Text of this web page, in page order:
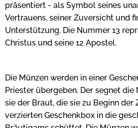
präsentiert - als Symbol seines
Vertrauens, seiner Zuversicht und
Unterstützung. Die Nummer 13
Christus und seine 12 Apostel.
Die Münzen werden in einer
Priester übergeben. Der segnet
sie der Braut, die sie zu Beginn der
verzierten Geschenkbox in die